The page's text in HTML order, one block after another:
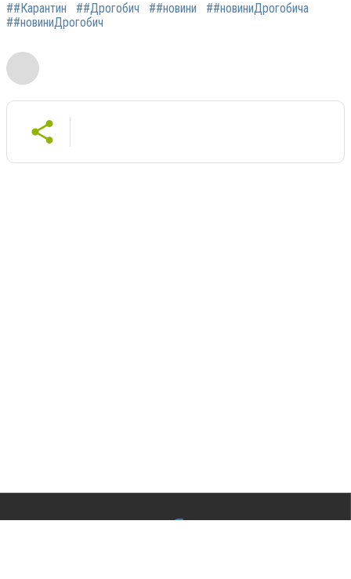
##Карантин ##Дрогобич ##новини
##новиниДрогобича
##новиниДрогобич